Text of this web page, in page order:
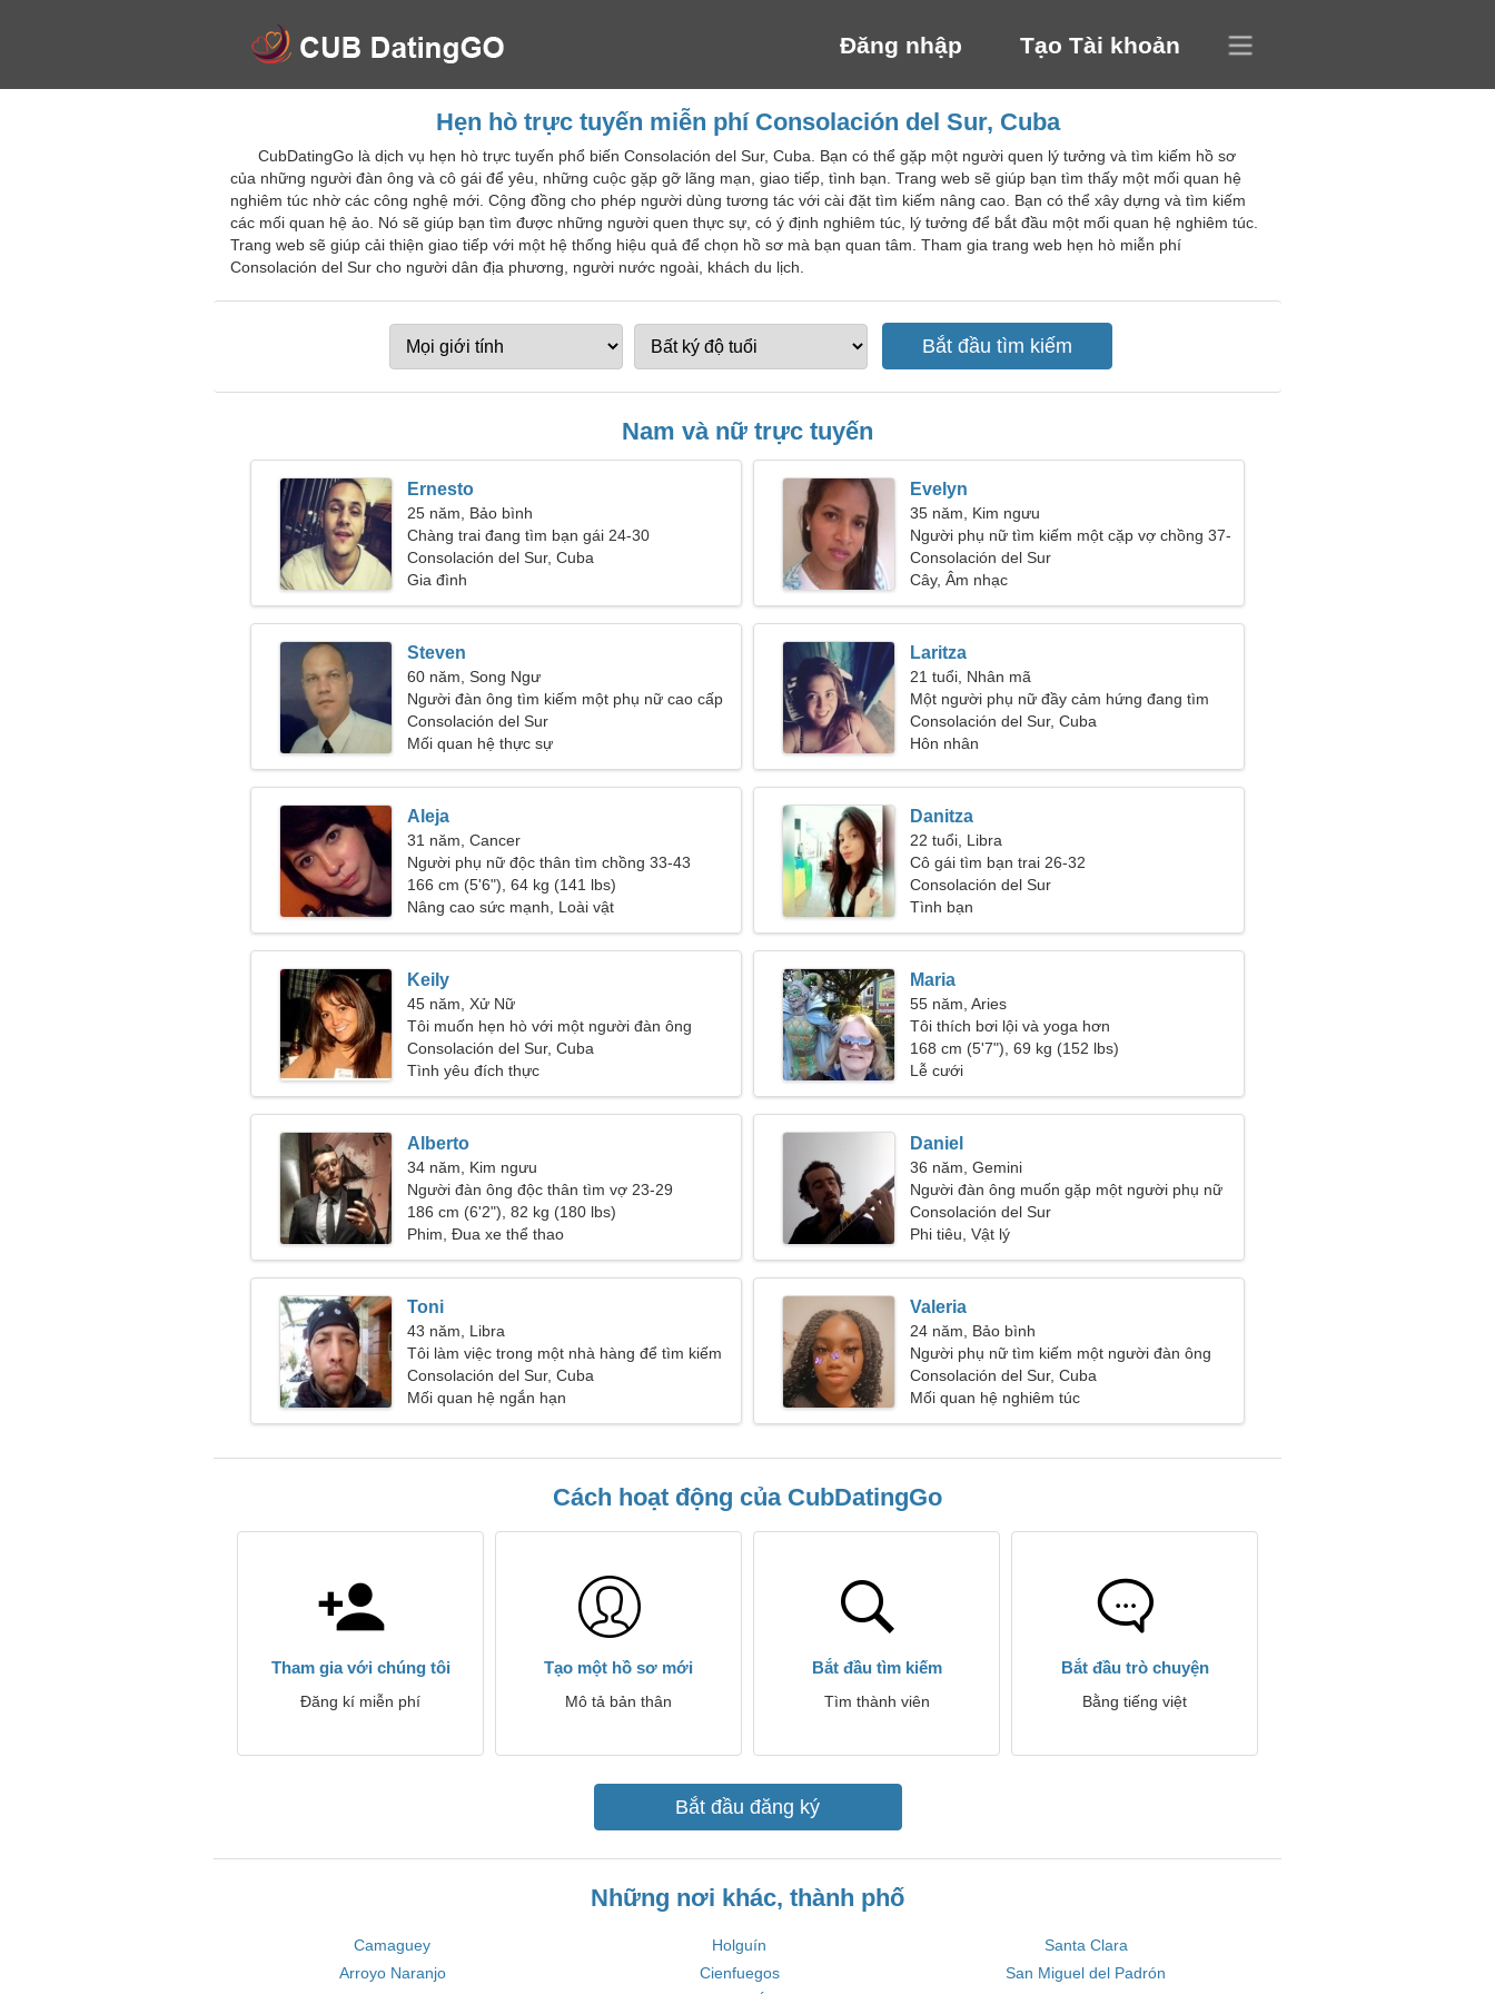
Đăng nhập Tạo Tài khoản
Hẹn hò trực tuyến miễn phí Consolación del Sur, Cuba
CubDatingGo là dịch vụ hẹn hò trực tuyến phổ biến Consolación del Sur, Cuba. Bạn có thể gặp một người quen lý tưởng và tìm kiếm hồ sơ
của những người đàn ông và cô gái để yêu, những cuộc gặp gỡ lãng mạn, giao tiếp, tình bạn. Trang web sẽ giúp bạn tìm thấy một mối quan hệ
nghiêm túc nhờ các công nghệ mới. Cộng đồng cho phép người dùng tương tác với cài đặt tìm kiếm nâng cao. Bạn có thể xây dựng và tìm kiếm
các mối quan hệ ảo. Nó sẽ giúp bạn tìm được những người quen thực sự, có ý định nghiêm túc, lý tưởng để bắt đầu một mối quan hệ nghiêm túc.
Trang web sẽ giúp cải thiện giao tiếp với một hệ thống hiệu quả để chọn hồ sơ mà bạn quan tâm. Tham gia trang web hẹn hò miễn phí
Consolación del Sur cho người dân địa phương, người nước ngoài, khách du lịch.
Nam và nữ trực tuyến
Ernesto
25 năm, Bảo bình
Chàng trai đang tìm bạn gái 24-30
Consolación del Sur, Cuba
Gia đình
Evelyn
35 năm, Kim ngưu
Người phụ nữ tìm kiếm một cặp vợ chồng 37-
43
Consolación del Sur
Cây, Âm nhạc
Steven
60 năm, Song Ngư
Người đàn ông tìm kiếm một phụ nữ cao cấp
48-58
Consolación del Sur
Mối quan hệ thực sự
Laritza
21 tuổi, Nhân mã
Một người phụ nữ đầy cảm hứng đang tìm
kiếm tình yêu đích thực
Consolación del Sur, Cuba
Hôn nhân
Aleja
31 năm, Cancer
Người phụ nữ độc thân tìm chồng 33-43
166 cm (5'6"), 64 kg (141 lbs)
Nâng cao sức mạnh, Loài vật
Danitza
22 tuổi, Libra
Cô gái tìm bạn trai 26-32
Consolación del Sur
Tình bạn
Keily
45 năm, Xử Nữ
Tôi muốn hẹn hò với một người đàn ông
sáng tạo
Consolación del Sur, Cuba
Tình yêu đích thực
Maria
55 năm, Aries
Tôi thích bơi lội và yoga hơn
168 cm (5'7"), 69 kg (152 lbs)
Lễ cưới
Alberto
34 năm, Kim ngưu
Người đàn ông độc thân tìm vợ 23-29
186 cm (6'2"), 82 kg (180 lbs)
Phim, Đua xe thể thao
Daniel
36 năm, Gemini
Người đàn ông muốn gặp một người phụ nữ
Consolación del Sur
Phi tiêu, Vật lý
Toni
43 năm, Libra
Tôi làm việc trong một nhà hàng để tìm kiếm
một phụ nữ xinh đẹp
Consolación del Sur, Cuba
Mối quan hệ ngắn hạn
Valeria
24 năm, Bảo bình
Người phụ nữ tìm kiếm một người đàn ông
Consolación del Sur, Cuba
Mối quan hệ nghiêm túc
Cách hoạt động của CubDatingGo
Tham gia với chúng tôi
Đăng kí miễn phí
Tạo một hồ sơ mới
Mô tả bản thân
Bắt đầu tìm kiếm
Tìm thành viên
Bắt đầu trò chuyện
Bằng tiếng việt
Bắt đầu đăng ký
Những nơi khác, thành phố
Camaguey Holguín
Santa Clara
Arroyo Naranjo
Cienfuegos
San Miguel del Padrón